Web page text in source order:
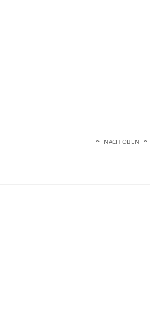
NACH OBEN